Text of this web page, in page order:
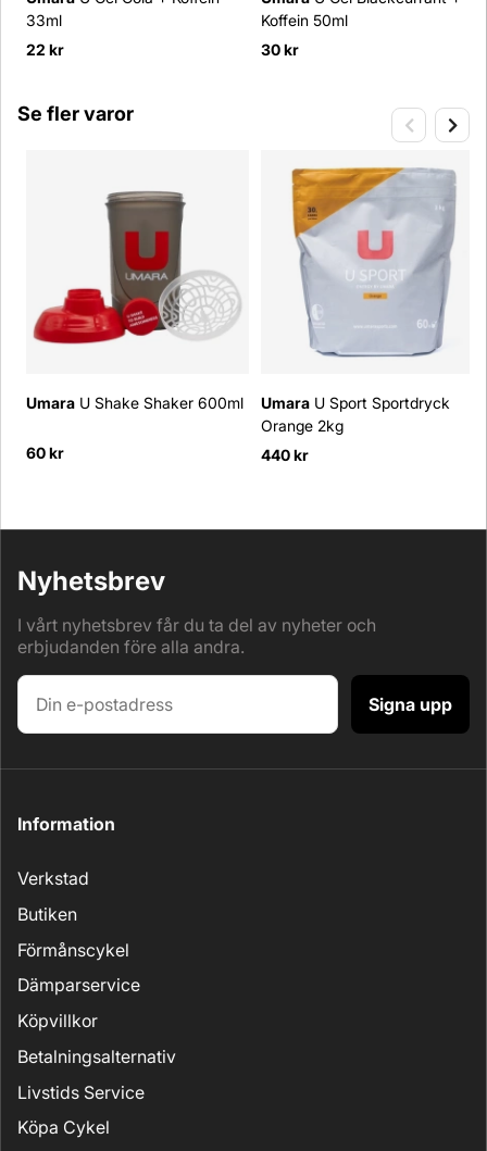
33ml
22 kr
Koffein 50ml
30 kr
Se fler varor
Umara U Shake Shaker 600ml
60 kr
Umara U Sport Sportdryck
Orange 2kg
440 kr
Nyhetsbrev
I vårt nyhetsbrev får du ta del av nyheter och
erbjudanden före alla andra.
Signa upp
Information
Verkstad
Butiken
Förmånscykel
Dämparservice
Köpvillkor
Betalningsalternativ
Livstids Service
Köpa Cykel